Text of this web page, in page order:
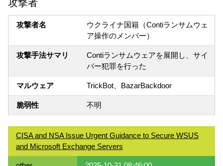
攻撃者名
ウクライナ国籍（Contiランサムウェ
ア操作のメンバー）
攻撃手法サマリ
Contiランサムウェアを展開し、サイ
バー犯罪を行った
マルウェア TrickBot、BazarBackdoor
脆弱性 不明
CISA and NSA Issue Urgent Guidance to Secure WSUS
and Microsoft Exchange Servers